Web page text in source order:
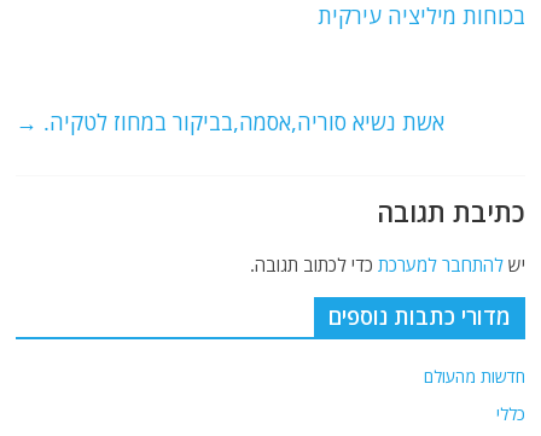
A
ra
k
בכוחות מיליציה עירקית
אשת נשיא סוריה,אסמה,בביקור במחוז לטקיה. →
כתיבת תגובה
ישלהתחבר למערכת כדי לכתוב תגובה.
מדורי כתבות נוספים
חדשות מהעולם
כללי